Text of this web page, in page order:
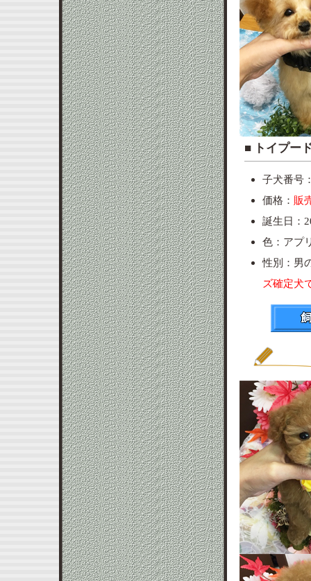
■ トイ
子犬番号
価格： 販
誕生日：
色：アプ
性別：
ズ確定犬